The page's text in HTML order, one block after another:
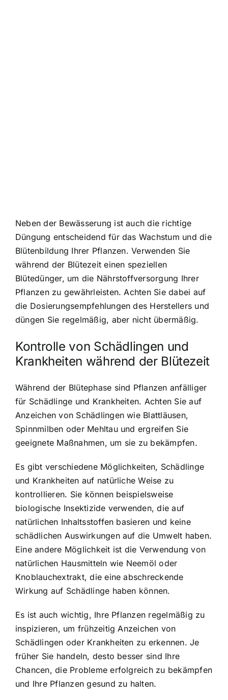
Neben der Bewässerung ist auch die richtige
Düngung entscheidend für das Wachstum und die
Blütenbildung Ihrer Pflanzen. Verwenden Sie
während der Blütezeit einen speziellen
Blütedünger, um die Nährstoffversorgung Ihrer
Pflanzen zu gewährleisten. Achten Sie dabei auf
die Dosierungsempfehlungen des Herstellers und
düngen Sie regelmäßig, aber nicht übermäßig.
Kontrolle von Schädlingen und
Krankheiten während der Blütezeit
Während der Blütephase sind Pflanzen anfälliger
für Schädlinge und Krankheiten. Achten Sie auf
Anzeichen von Schädlingen wie Blattläusen,
Spinnmilben oder Mehltau und ergreifen Sie
geeignete Maßnahmen, um sie zu bekämpfen.
Es gibt verschiedene Möglichkeiten, Schädlinge
und Krankheiten auf natürliche Weise zu
kontrollieren. Sie können beispielsweise
biologische Insektizide verwenden, die auf
natürlichen Inhaltsstoffen basieren und keine
schädlichen Auswirkungen auf die Umwelt haben.
Eine andere Möglichkeit ist die Verwendung von
natürlichen Hausmitteln wie Neemöl oder
Knoblauchextrakt, die eine abschreckende
Wirkung auf Schädlinge haben können.
Es ist auch wichtig, Ihre Pflanzen regelmäßig zu
inspizieren, um frühzeitig Anzeichen von
Schädlingen oder Krankheiten zu erkennen. Je
früher Sie handeln, desto besser sind Ihre
Chancen, die Probleme erfolgreich zu bekämpfen
und Ihre Pflanzen gesund zu halten.